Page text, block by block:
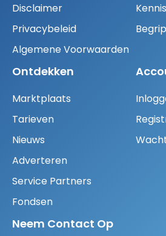
Disclaimer
Privacybeleid
Algemene Voorwaarden
Ontdekken
Marktplaats
Tarieven
Nieuws
Adverteren
Service Partners
Fondsen
Neem Contact Op